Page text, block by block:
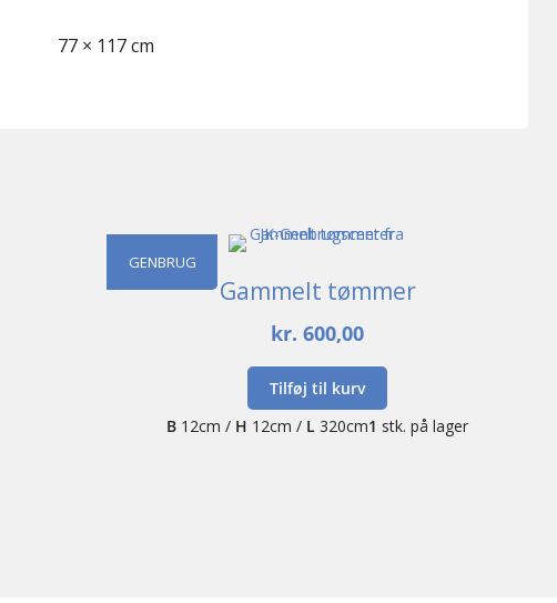
77 × 117 cm
GENBRUG
Gammelt tømmer
kr. 600,00
Tilføj til kurv
B 12cm / H 12cm / L 320cm1 stk. på lager